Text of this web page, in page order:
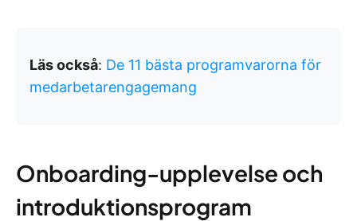
Läs också: De 11 bästa programvarorna för
medarbetarengagemang
Onboarding-upplevelse och
introduktionsprogram